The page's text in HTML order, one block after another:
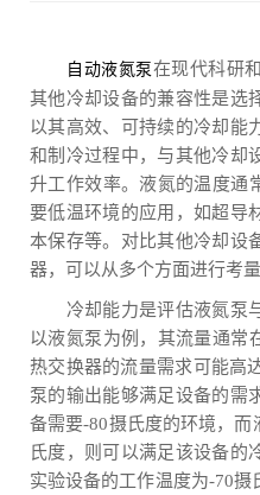
自动液氮泵 在现代科研
其他冷却设备的兼容性是选
以其高效、可持续的冷却能
和制冷过程中，与其他冷却
升工作效率。液氮的温度通
要低温环境的应用，如超导
本保存等。对比其他冷却设
器，可以从多个方面进行考量
冷却能力是评估液氮泵与
以液氮泵为例，其流量通常
热交换器的流量需求可能高
泵的输出能够满足设备的需
备需要-80摄氏度的环境，
氏度，则可以满足该设备的
实验设备的工作温度为-70